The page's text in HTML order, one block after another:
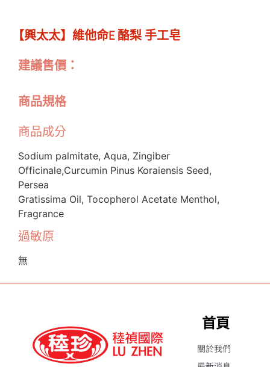
【興太太】維他命E 酪梨 手工皂
建議售價：
商品規格
商品成分
Sodium palmitate, Aqua, Zingiber
Officinale,Curcumin Pinus Koraiensis Seed,
Persea
Gratissima Oil, Tocopherol Acetate Menthol,
Fragrance
過敏原
無
首頁
關於我們